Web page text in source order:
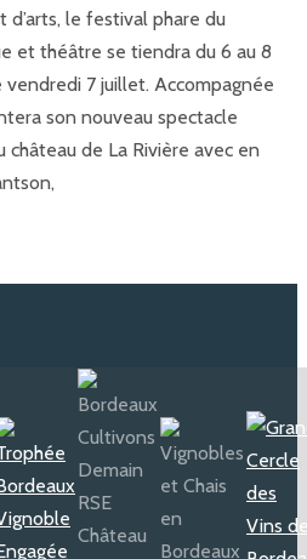
le festival phare du
et théâtre se tiendra du 6 au 8
7 juillet. Accompagnée
son nouveau spectacle
de La Rivière avec en